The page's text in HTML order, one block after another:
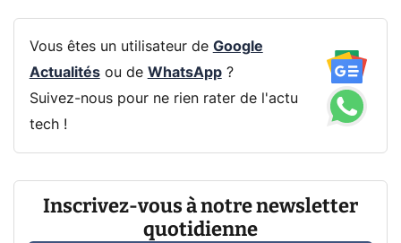
Vous êtes un utilisateur de Google
Actualitésou de WhatsApp?
Suivez-nous pour ne rien rater de l'actu
tech !
Inscrivez-vous à notre newsletter
quotidienne